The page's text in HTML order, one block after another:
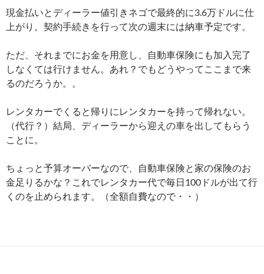
現金払いとディーラー値引きネゴで最終的に3.6万ドルに仕
上がり。契約手続きを行って次の週末には納車予定です。
ただ、それまでにお金を用意し、自動車保険にも加入完了
しなくては行けません。あれ？でもどうやってここまで来
るのだろうか。。
レンタカーでくると帰りにレンタカーを持って帰れない。
（代行？）結局、ディーラーから迎えの車を出してもらう
ことに。
ちょっと予算オーバーなので、自動車保険と家の保険のお
金足りるかな？これでレンタカー代で毎日100ドルが出て行
くのを止められます。（全額自費なので・・）